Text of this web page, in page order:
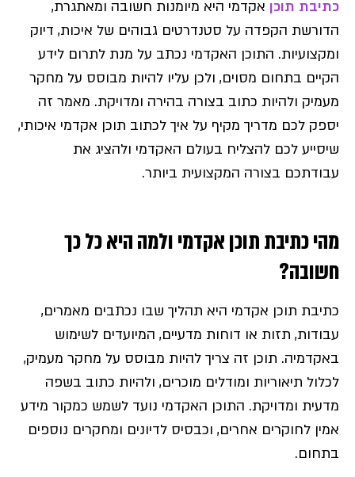
כתיבת תוכן אקדמי היא מיומנות חשובה ומאתגרת,
הדורשת הקפדה על סטנדרטים גבוהים של איכות, דיוק
ומקצועיות. התוכן האקדמי נכתב על מנת לתרום לידע
הקיים בתחום מסוים, ולכן עליו להיות מבוסס על מחקר
מעמיק ולהיות כתוב בצורה בהירה ומדויקת. מאמר זה
יספק לכם מדריך מקיף על איך לכתוב תוכן אקדמי איכותי,
שיסייע לכם להצליח בעולם האקדמי ולהציג את
עבודתכם בצורה המקצועית ביותר.
מהי כתיבת תוכן אקדמי ולמה היא כל כך
חשובה?
כתיבת תוכן אקדמי היא תהליך שבו נכתבים מאמרים,
עבודות, תזות או דוחות מדעיים, המיועדים לשימוש
באקדמיה. תוכן זה צריך להיות מבוסס על מחקר מעמיק,
לכלול תיאוריות ומודלים מוכרים, ולהיות כתוב בשפה
מדעית ומדויקת. התוכן האקדמי נועד לשמש כמקור מידע
אמין לחוקרים אחרים, וכבסיס לדיונים ומחקרים נוספים
בתחום.